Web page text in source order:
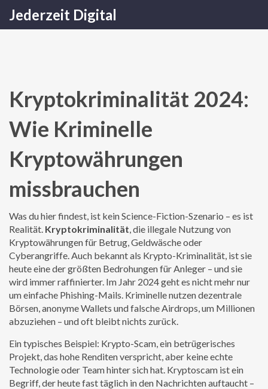
Jederzeit Digital
Kryptokriminalität 2024:
Wie Kriminelle
Kryptowährungen
missbrauchen
Was du hier findest, ist kein Science-Fiction-Szenario – es ist
Realität. Kryptokriminalität,die illegale Nutzung von
Kryptowährungen für Betrug, Geldwäsche oder
Cyberangriffe. Auch bekannt als Krypto-Kriminalität, ist sie
heute eine der größten Bedrohungen für Anleger – und sie
wird immer raffinierter. Im Jahr 2024 geht es nicht mehr nur
um einfache Phishing-Mails. Kriminelle nutzen dezentrale
Börsen, anonyme Wallets und falsche Airdrops, um Millionen
abzuziehen – und oft bleibt nichts zurück.
Ein typisches Beispiel: Krypto-Scam,ein betrügerisches
Projekt, das hohe Renditen verspricht, aber keine echte
Technologie oder Team hinter sich hat. Kryptoscam ist ein
Begriff, der heute fast täglich in den Nachrichten auftaucht –